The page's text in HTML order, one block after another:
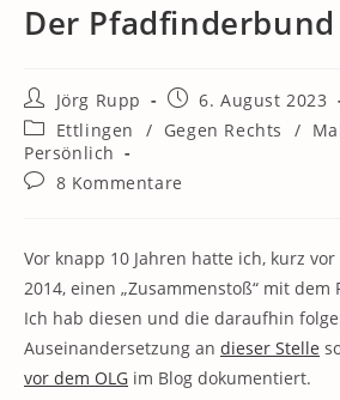
Der Pfadfinderbund
Beitrags-
Autor:
Jörg Rupp
Beitrag
veröffentlicht:
6. August 2023
Beitrags-
Kategorie:
Ettlingen / Gegen Rechts /
Persönlich
Beitrags-
8 Kommentare
Vor knapp 10 Jahren hatte ich, kurz
2014, einen „Zusammenstoß“ mit
Ich hab diesen und die daraufhin
Auseinandersetzung an dieser Stelle
vor dem OLG im Blog dokumentiert.